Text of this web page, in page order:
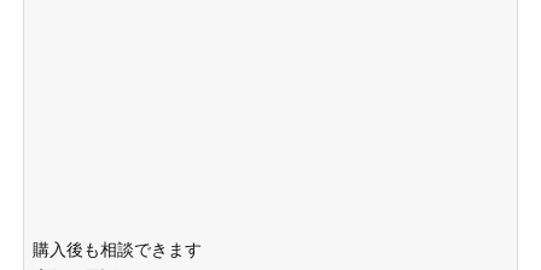
購入後も相談できます